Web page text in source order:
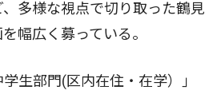
多様な視点で切り取った鶴見
幅広く募っている。
生部門(区内在住・在学）｣